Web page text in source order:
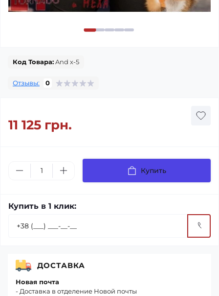
Код Товара:And x-5
Отзывы: 0
11 125 грн.
Купить
Купить в 1 клик:
ДОСТАВКА
Новая почта
- Доставка в отделение Новой почты